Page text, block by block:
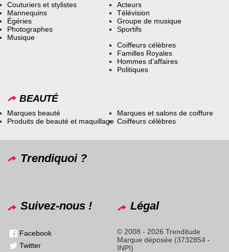
Couturiers et stylistes
Mannequins
Égéries
Photographes
Musique
Acteurs
Télévision
Groupe de musique
Sportifs
Coiffeurs célèbres
Familles Royales
Hommes d’affaires
Politiques
BEAUTÉ
Marques beauté
Produits de beauté et maquillage
Marques et salons de coiffure
Coiffeurs célèbres
Trendiquoi ?
Suivez-nous !
Facebook
Twitter
Légal
© 2008 - 2026 Trenditude
Marque déposée (3732854 -
INPI)